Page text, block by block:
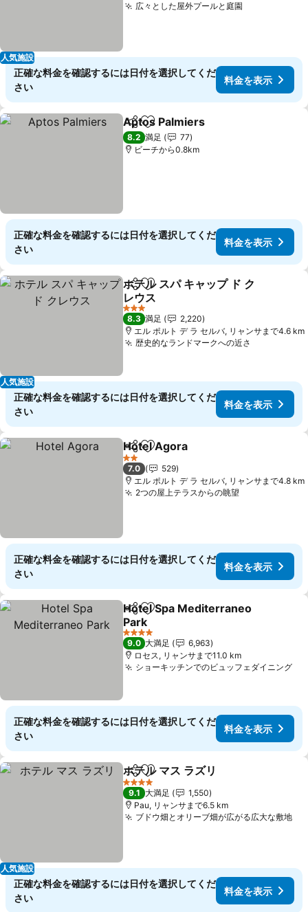
人気施設
広々とした屋外プールと庭園
正確な料金を確認するには日付を選択してくだ
さい
料金を表示
シェアお気に入りに追加
Aptos Palmiers
8.2 満足
77
ビーチから0.8km
正確な料金を確認するには日付を選択してくだ
さい
料金を表示
人気施設
シェアお気に入りに追加
ホテル スパ キャップ ド ク
レウス
料金を表示
3 ホテルのランク
8.3 満足
2,220
エル ポルト デ ラ セルバ, リャンサまで4.6 km
歴史的なランドマークへの近さ
正確な料金を確認するには日付を選択してくだ
さい
料金を表示
シェアお気に入りに追加
Hotel Agora
2 ホテルのランク
7.0
529
エル ポルト デ ラ セルバ, リャンサまで4.8 km
2つの屋上テラスからの眺望料金を表示
正確な料金を確認するには日付を選択してくだ
さい
料金を表示
シェアお気に入りに追加
Hotel Spa Mediterraneo
Park
料金を表示
4 ホテルのランク
9.0 大満足
6,963
ロセス, リャンサまで11.0 km
ショーキッチンでのビュッフェダイニング
正確な料金を確認するには日付を選択してくだ
さい
料金を表示
人気施設
シェアお気に入りに追加
ホテル マス ラズリ
4 ホテルのランク
9.1 大満足
1,550
Pau, リャンサまで6.5 km
ブドウ畑とオリーブ畑が広がる広大な敷地料
正確な料金を確認するには日付を選択してくだ
さい
料金を表示